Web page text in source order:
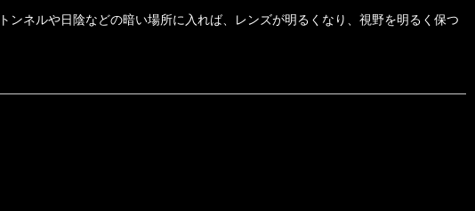
ネルや日陰などの暗い場所に入れば、レンズが明るくなり、視野を明るく保つ